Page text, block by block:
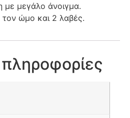
με μεγάλο άνοιγμα.
τον ώμο και 2 λαβές.